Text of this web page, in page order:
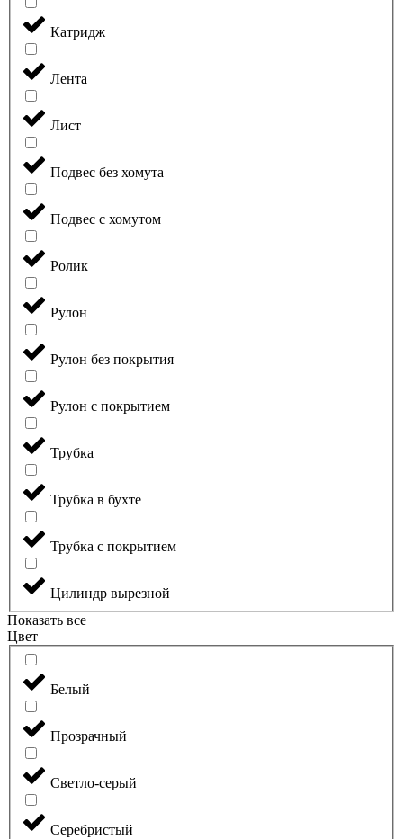
Катридж
Лента
Лист
Подвес без хомута
Подвес с хомутом
Ролик
Рулон
Рулон без покрытия
Рулон с покрытием
Трубка
Трубка в бухте
Трубка с покрытием
Цилиндр вырезной
Показать все
Цвет
Белый
Прозрачный
Светло-серый
Серебристый